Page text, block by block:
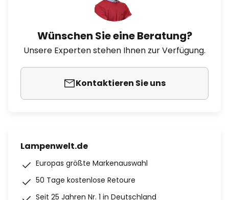
Wünschen Sie eine Beratung?
Unsere Experten stehen Ihnen zur Verfügung.
Kontaktieren Sie uns
Lampenwelt.de
Europas größte Markenauswahl
50 Tage kostenlose Retoure
Seit 25 Jahren Nr. 1 in Deutschland